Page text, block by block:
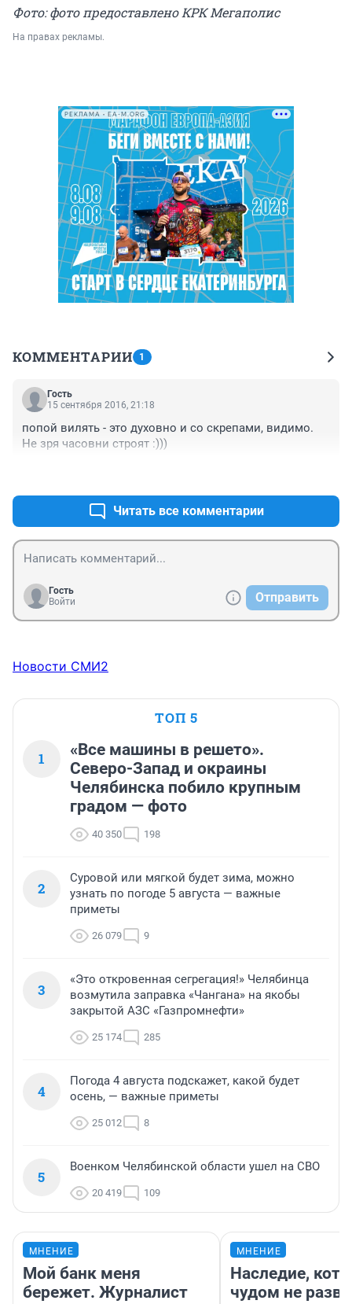
Фото: фото предоставлено КРК Мегаполис
На правах рекламы.
РЕКЛАМА • EA-M.ORG
КОММЕНТАРИИ 1
Гость
15 сентября 2016, 21:18
попой вилять - это духовно и со скрепами, видимо.
Не зря часовни строят :)))
Читать все комментарии
Гость
Войти
Отправить
Новости СМИ2
ТОП 5
1
«Все машины в решето».
Северо-Запад и окраины
Челябинска побило крупным
градом — фото
40 350 198
2
Суровой или мягкой будет зима, можно
узнать по погоде 5 августа — важные
приметы
26 079 9
3
«Это откровенная сегрегация!» Челябинца
возмутила заправка «Чангана» на якобы
закрытой АЗС «Газпромнефти»
25 174 285
4
Погода 4 августа подскажет, какой будет
осень, — важные приметы
25 012 8
5
Военком Челябинской области ушел на СВО
20 419 109
МНЕНИЕ
Мой банк меня
бережет. Журналист
МНЕНИЕ
Наследие,
чудом не